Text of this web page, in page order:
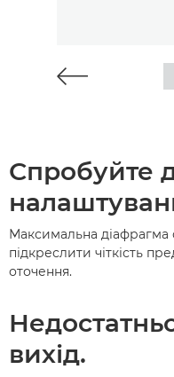
Спробуйте
Максимальна діафрагма
підкреслити чіткість
оточення.
вихід.